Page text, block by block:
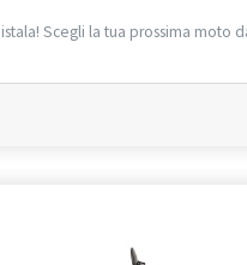
Scegli la tua prossima moto